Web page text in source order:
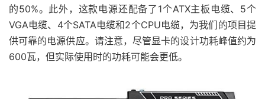
的50%。此外，这款电源还配备了1个ATX主板电缆、5个
VGA电缆、4个SATA电缆和2个CPU电缆，为我们的项目提
供可靠的电源供应。请注意，尽管显卡的设计功耗峰值约为
600瓦，但实际使用时的功耗可能会更低。